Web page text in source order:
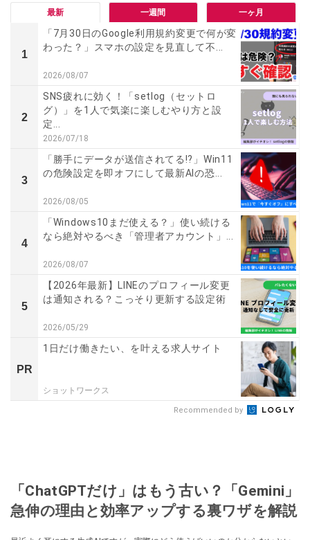
最新 一週間 一ヶ月
1
「7月30日のGoogle利用規約変更で何が変
わった？」スマホの設定を見直して不...
2026/08/07
2
SNS疲れに効く！「setlog（セットロ
グ）」を1人で気楽に楽しむやり方と設
定...
2026/07/18
3
「勝手にデータが送信されてる!?」Win11
の危険設定を即オフにして最新AIの恐...
2026/08/05
4
「Windows10まだ使える？」使い続ける
なら絶対やるべき「管理者アカウント」...
2026/08/07
5
【2026年最新】LINEのプロフィール変更
は通知される？こっそり更新する設定術
2026/05/29
PR
1日だけ働きたい、を叶える求人サイト
ショットワークス
Recommended by
「ChatGPTだけ」はもう古い？「Gemini」
急伸の理由と効率アップする裏ワザを解説